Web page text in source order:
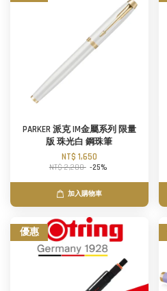
PARKER 派克 IM金屬系列 限量
版 珠光白 鋼珠筆
NT$ 1,650
NT$ 2,200 -25%
加入購物車
優惠